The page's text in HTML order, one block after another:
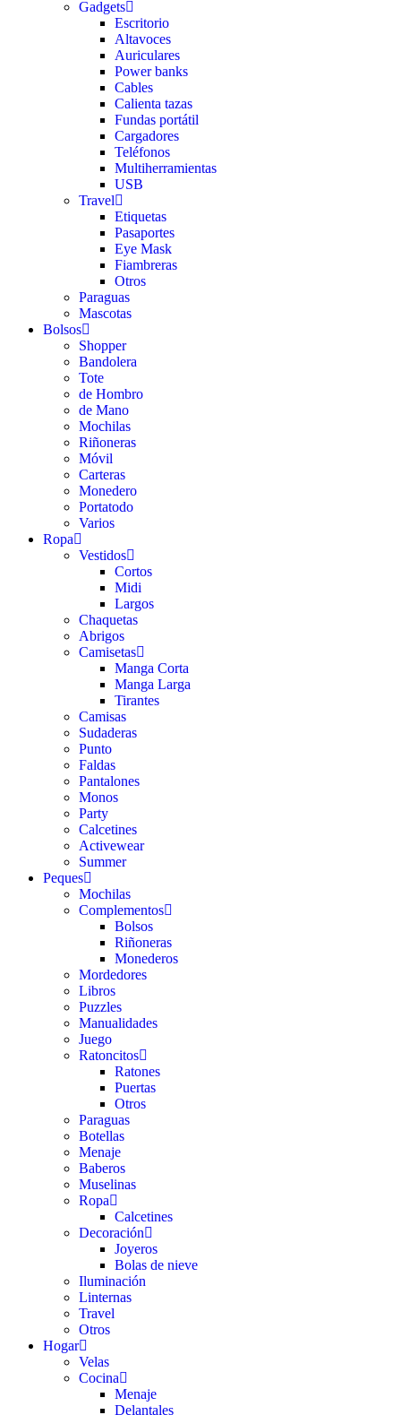
Gadgets
Escritorio
Altavoces
Auriculares
Power banks
Cables
Calienta tazas
Fundas portátil
Cargadores
Teléfonos
Multiherramientas
USB
Travel
Etiquetas
Pasaportes
Eye Mask
Fiambreras
Otros
Paraguas
Mascotas
Bolsos
Shopper
Bandolera
Tote
de Hombro
de Mano
Mochilas
Riñoneras
Móvil
Carteras
Monedero
Portatodo
Varios
Ropa
Vestidos
Cortos
Midi
Largos
Chaquetas
Abrigos
Camisetas
Manga Corta
Manga Larga
Tirantes
Camisas
Sudaderas
Punto
Faldas
Pantalones
Monos
Party
Calcetines
Activewear
Summer
Peques
Mochilas
Complementos
Bolsos
Riñoneras
Monederos
Mordedores
Libros
Puzzles
Manualidades
Juego
Ratoncitos
Ratones
Puertas
Otros
Paraguas
Botellas
Menaje
Baberos
Muselinas
Ropa
Calcetines
Decoración
Joyeros
Bolas de nieve
Iluminación
Linternas
Travel
Otros
Hogar
Velas
Cocina
Menaje
Delantales